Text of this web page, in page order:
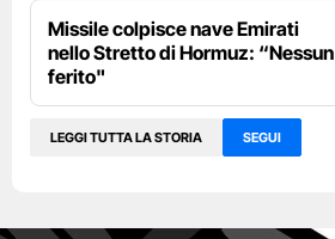
Missile colpisce nave Emirati
nello Stretto di Hormuz: “Nessun
ferito"
LEGGI TUTTA LA STORIA SEGUI